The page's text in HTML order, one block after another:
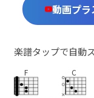
動画プ
楽譜タップで自動
F C